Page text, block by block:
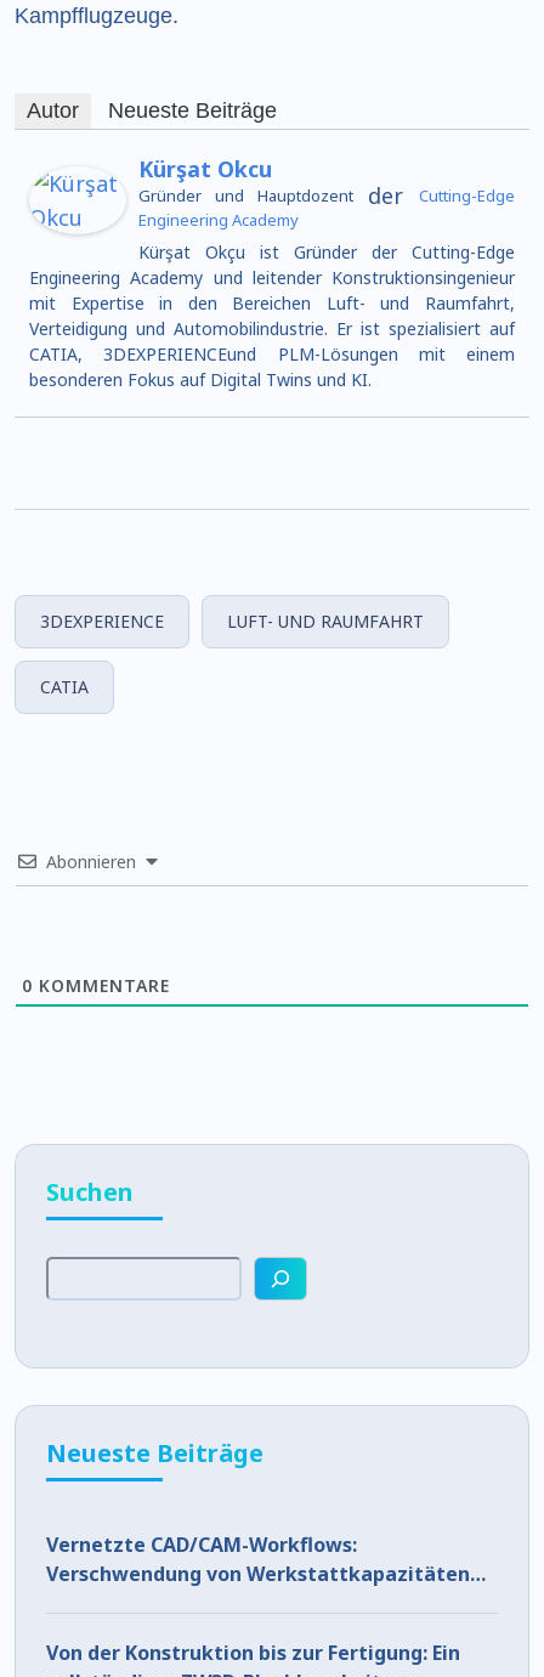
Kampfflugzeuge.
Autor Neueste Beiträge
Kürşat Okcu
Gründer und Hauptdozentder
Cutting-Edge
Engineering Academy
Kürşat Okçu ist Gründer der Cutting-Edge
Engineering Academy und leitender Konstruktionsingenieur
mit Expertise in den Bereichen Luft- und Raumfahrt,
Verteidigung und Automobilindustrie. Er ist spezialisiert auf
CATIA, 3DEXPERIENCEund PLM-Lösungen mit einem
besonderen Fokus auf Digital Twins und KI.
3DEXPERIENCE LUFT- UND RAUMFAHRT
CATIA
Abonnieren
0 KOMMENTARE
Suchen
Neueste Beiträge
Vernetzte CAD/CAM-Workflows:
Verschwendung von Werkstattkapazitäten
Von der Konstruktion bis zur Fertigung: Ein